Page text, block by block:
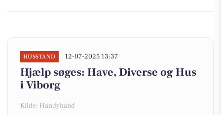
HUSSTAND 12-07-2025 13:37
Hjælp søges: Have, Diverse og Hus
i Viborg
Kilde: Handyhand